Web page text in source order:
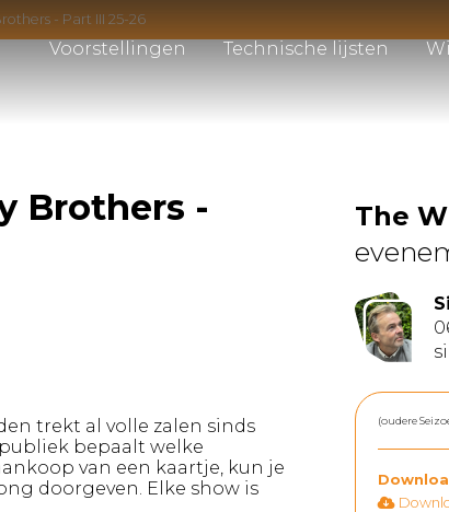
Voorstellingen Technische lijsten
- Part III 25-26
Brothers -
trekt al volle zalen sinds
bepaalt welke
van een kaartje, kun je
doorgeven. Elke show is
The
(oudere